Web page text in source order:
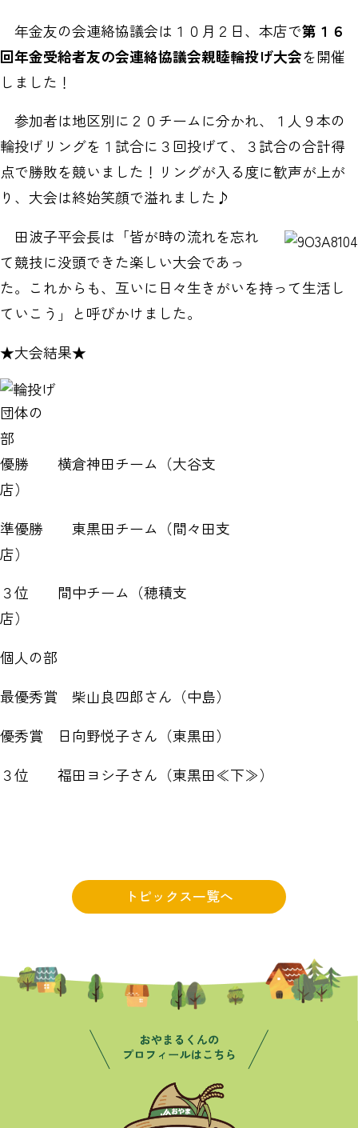
年金友の会連絡協議会は１０月２日、本店で第１６
回年金受給者友の会連絡協議会親睦輪投げ大会を開催
しました！
参加者は地区別に２０チームに分かれ、１人９本の
輪投げリングを１試合に３回投げて、３試合の合計得
点で勝敗を競いました！リングが入る度に歓声が上が
り、大会は終始笑顔で溢れました♪
田波子平会長は「皆が時の流れを忘れ
て競技に没頭できた楽しい大会であっ
た。これからも、互いに日々生きがいを持って生活し
ていこう」と呼びかけました。
★大会結果★
団体の
優勝 横倉神田チーム（大谷支
店）
準優勝 東黒田チーム（間々田支
店）
３位 間中チーム（穂積支
店）
個人の部
最優秀賞 柴山良四郎さん（中島）
優秀賞 日向野悦子さん（東黒田）
３位 福田ヨシ子さん（東黒田≪下≫）
トピックス一覧へ